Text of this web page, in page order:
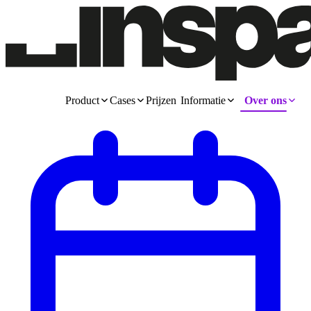
Product Cases Prijzen Informatie Over ons